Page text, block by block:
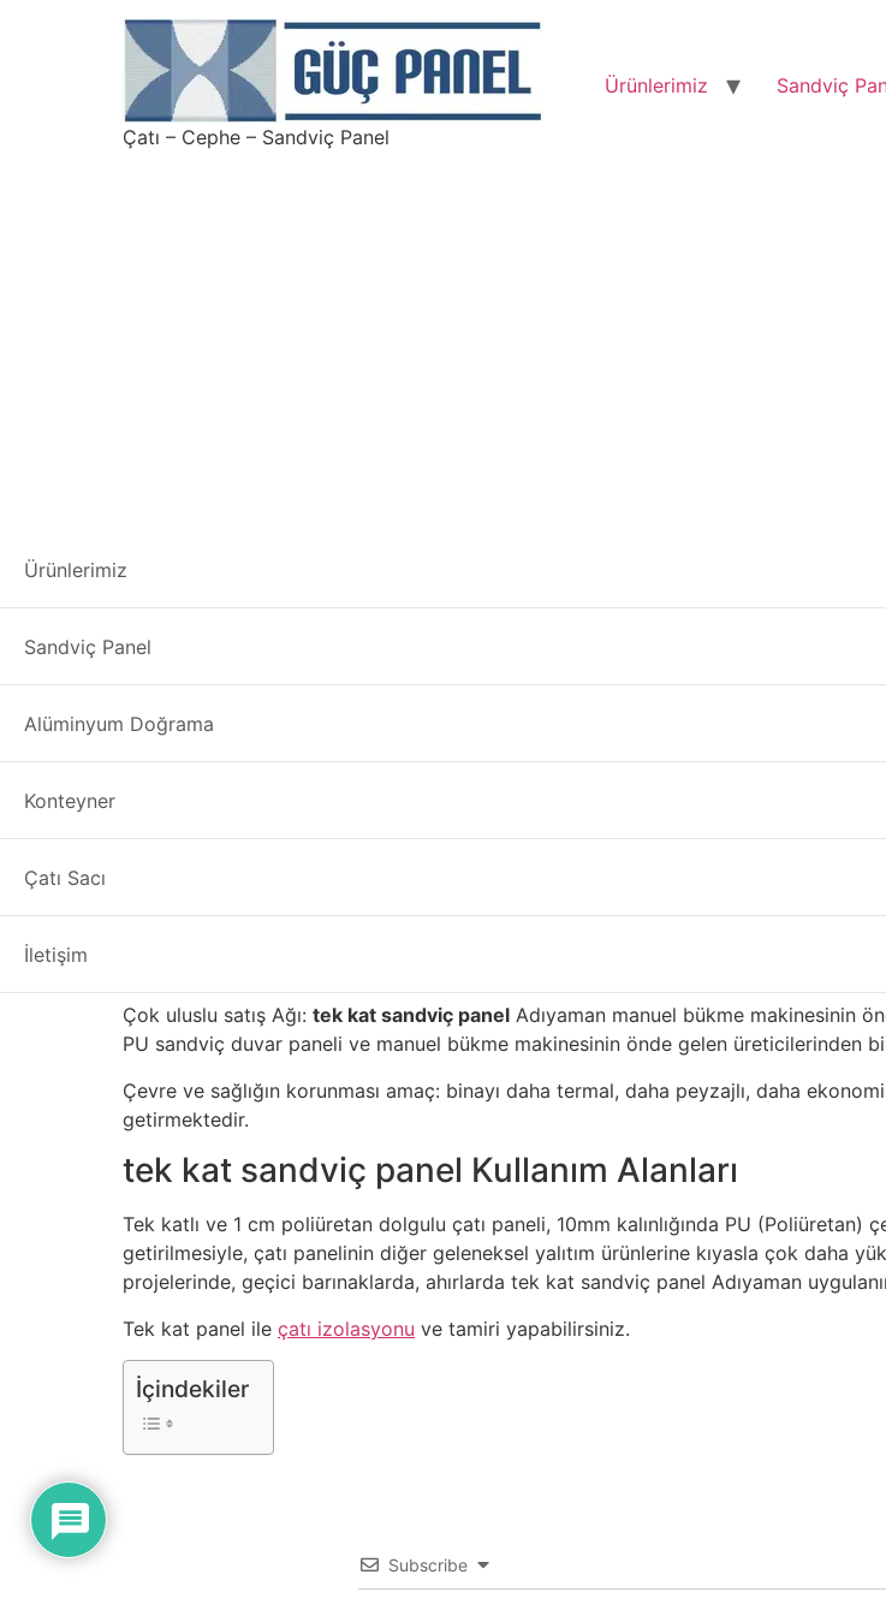
Çatı – Cephe – Sandviç Panel
Ürünlerimiz Sandviç
Ürünlerimiz
Sandviç Panel
Alüminyum Doğrama
Konteyner
Çatı Sacı
İletişim
tek kat sandviç panel Adıyaman
1. PU
sandviç panellerAdıyamanilimizde iyi satış sonrası hizmete sahiptir veAdıyaman
tek kat sandviç panel Adıyaman
tek kat sandviç panel seçmenin
kaliteli gelişmiş tuğla, taş, fayans, mozaik, ahşap desenli sandviç panel ve
Çok uluslu satış Ağı: tek kat sandviç panel Adıyaman manuel bükme makinesinin
PU sandviç duvar paneli ve manuel bükme makinesinin önde gelen üreticilerinden
Çevre ve sağlığın korunması amaç: binayı daha termal, daha peyzajlı, daha
getirmektedir.
tek kat sandviç panel Kullanım Alanları
Tek katlı ve 1 cm poliüretan dolgulu çatı paneli, 10mm kalınlığında PU
getirilmesiyle, çatı panelinin diğer geleneksel yalıtım ürünlerine kıyasla çok daha
projelerinde, geçici barınaklarda, ahırlarda tek kat sandviç panel Adıyaman
Tek kat panel ile çatı izolasyonu ve tamiri yapabilirsiniz.
İçindekiler
Subscribe